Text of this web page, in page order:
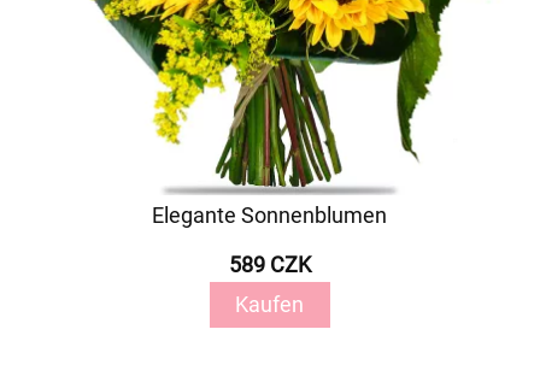
Elegante Sonnenblumen
589 CZK
Kaufen